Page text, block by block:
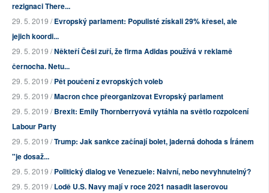
rezignaci There...
29. 5. 2019 /Evropský parlament: Populisté získali 29% křesel, ale
jejich koordi...
29. 5. 2019 /Někteří Češi zuří, že firma Adidas používá v reklamě
černocha. Netu...
29. 5. 2019 /Pět poučení z evropských voleb
29. 5. 2019 /Macron chce přeorganizovat Evropský parlament
29. 5. 2019 /Brexit: Emily Thornberryová vytáhla na světlo rozpolcení
Labour Party
29. 5. 2019 /Trump: Jak sankce začínají bolet, jaderná dohoda s Íránem
"je dosaž...
29. 5. 2019 /Politický dialog ve Venezuele: Naivní, nebo nevyhnutelný?
29. 5. 2019 /Lodě U.S. Navy mají v roce 2021 nasadit laserovou